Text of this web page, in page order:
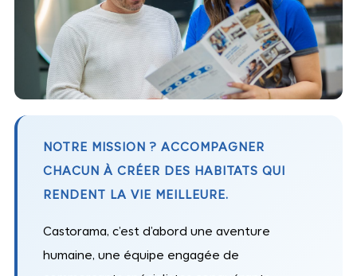
NOTRE MISSION ? ACCOMPAGNER
CHACUN À CRÉER DES HABITATS QUI
RENDENT LA VIE MEILLEURE.
Castorama, c’est d’abord une aventure
humaine, une équipe engagée de